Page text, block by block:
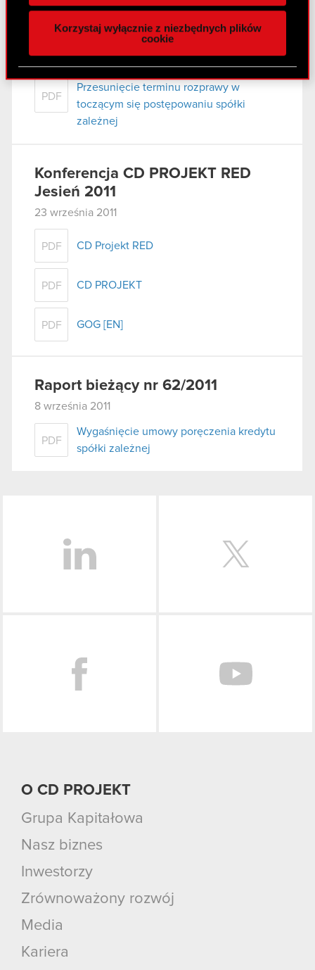
naszej witrynie. Informacje o tym, jak korzystasz
z naszej witryny, udostępniamy partnerom
Partnerzy mogą połączyć te informacje z innymi
danymi otrzymanymi od Ciebie lub uzyskanymi
podczas korzystania z ich usług. Kontynuując
korzystanie z naszej witryny, zgadasz się na
Korzystaj wyłącznie z niezbędnych plików
cookie
Raport bieżący nr 63/2011
PDF
Przesunięcie terminu rozprawy w
toczącym się postępowaniu spółki
zależnej
Konferencja CD PROJEKT RED
Jesień 2011
23 września 2011
PDF CD Projekt RED
PDF CD PROJEKT
PDF GOG [EN]
Raport bieżący nr 62/2011
8 września 2011
PDF
Wygaśnięcie umowy poręczenia kredytu
spółki zależnej
O CD PROJEKT
Grupa Kapitałowa
Nasz biznes
Inwestorzy
Zrównoważony rozwój
Media
Kariera